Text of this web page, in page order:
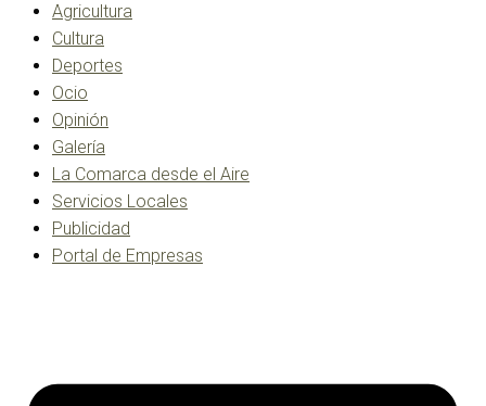
Agricultura
Cultura
Deportes
Ocio
Opinión
Galería
La Comarca desde el Aire
Servicios Locales
Publicidad
Portal de Empresas